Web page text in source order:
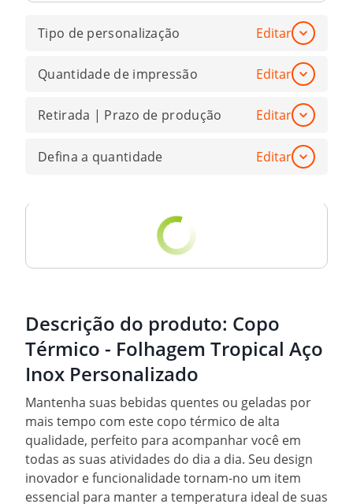
Tipo de personalização Editar
Quantidade de impressão Editar
Retirada | Prazo de produção Editar
Defina a quantidade Editar
Descrição do produto: Copo
Térmico - Folhagem Tropical Aço
Inox Personalizado
Mantenha suas bebidas quentes ou geladas por
mais tempo com este copo térmico de alta
qualidade, perfeito para acompanhar você em
todas as suas atividades do dia a dia. Seu design
inovador e funcionalidade tornam-no um item
essencial para manter a temperatura ideal de suas